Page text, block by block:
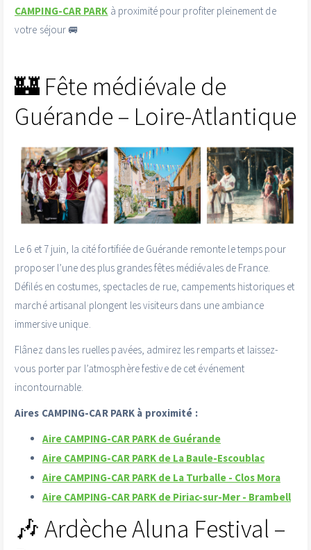
CAMPING-CAR PARK à proximité pour profiter pleinement de
votre séjour 🚐
🏰 Fête médiévale de
Guérande – Loire-Atlantique
Le 6 et 7 juin, la cité fortifiée de Guérande remonte le temps pour
proposer l’une des plus grandes fêtes médiévales de France.
Défilés en costumes, spectacles de rue, campements historiques et
marché artisanal plongent les visiteurs dans une ambiance
immersive unique.
Flânez dans les ruelles pavées, admirez les remparts et laissez-
vous porter par l’atmosphère festive de cet événement
incontournable.
Aires CAMPING-CAR PARK à proximité :
Aire CAMPING-CAR PARK de Guérande
Aire CAMPING-CAR PARK de La Baule-Escoublac
Aire CAMPING-CAR PARK de La Turballe - Clos Mora
Aire CAMPING-CAR PARK de Piriac-sur-Mer - Brambell
🎶 Ardèche Aluna Festival –